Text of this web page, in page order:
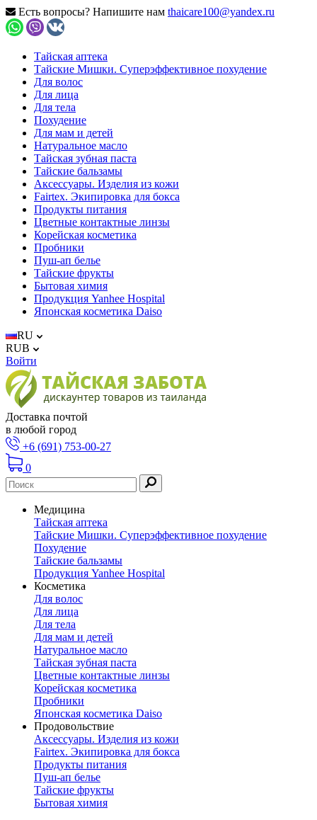
Есть вопросы? Напишите нам thaicare100@yandex.ru
Тайская аптека
Тайские Мишки. Суперэффективное похудение
Для волос
Для лица
Для тела
Похудение
Для мам и детей
Натуральное масло
Тайская зубная паста
Тайские бальзамы
Аксессуары. Изделия из кожи
Fairtex. Экипировка для бокса
Продукты питания
Цветные контактные линзы
Корейская косметика
Пробники
Пуш-ап белье
Тайские фрукты
Бытовая химия
Продукция Yanhee Hospital
Японская косметика Daiso
RU
RUB
Войти
Доставка почтой
в любой город
+6 (691) 753-00-27
0
Медицина
Тайская аптека
Тайские Мишки. Суперэффективное похудение
Похудение
Тайские бальзамы
Продукция Yanhee Hospital
Косметика
Для волос
Для лица
Для тела
Для мам и детей
Натуральное масло
Тайская зубная паста
Цветные контактные линзы
Корейская косметика
Пробники
Японская косметика Daiso
Продовольствие
Аксессуары. Изделия из кожи
Fairtex. Экипировка для бокса
Продукты питания
Пуш-ап белье
Тайские фрукты
Бытовая химия